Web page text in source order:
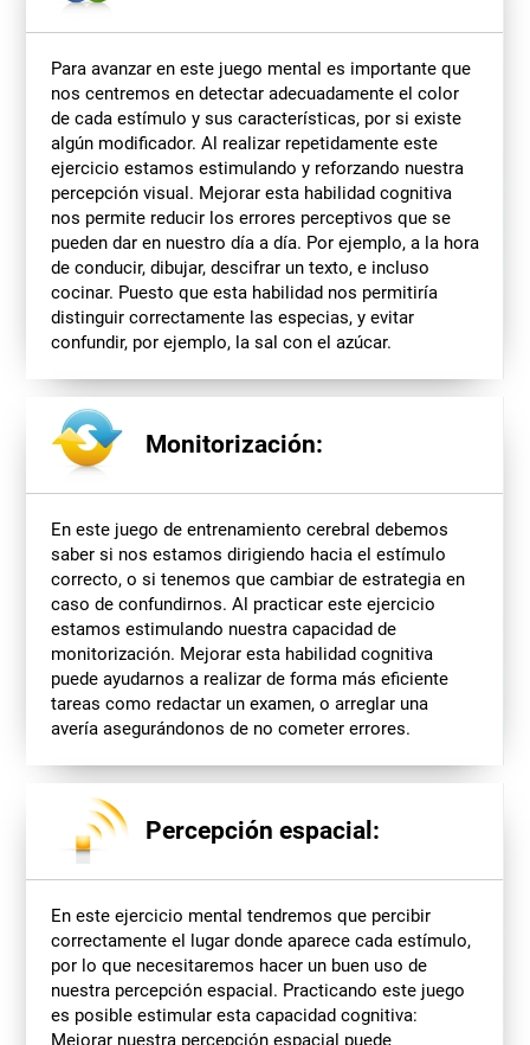
Para avanzar en este juego mental es importante que
nos centremos en detectar adecuadamente el color
de cada estímulo y sus características, por si existe
algún modificador. Al realizar repetidamente este
ejercicio estamos estimulando y reforzando nuestra
percepción visual. Mejorar esta habilidad cognitiva
nos permite reducir los errores perceptivos que se
pueden dar en nuestro día a día. Por ejemplo, a la hora
de conducir, dibujar, descifrar un texto, e incluso
cocinar. Puesto que esta habilidad nos permitiría
distinguir correctamente las especias, y evitar
confundir, por ejemplo, la sal con el azúcar.
Monitorización:
En este juego de entrenamiento cerebral debemos
saber si nos estamos dirigiendo hacia el estímulo
correcto, o si tenemos que cambiar de estrategia en
caso de confundirnos. Al practicar este ejercicio
estamos estimulando nuestra capacidad de
monitorización. Mejorar esta habilidad cognitiva
puede ayudarnos a realizar de forma más eficiente
tareas como redactar un examen, o arreglar una
avería asegurándonos de no cometer errores.
Percepción espacial:
En este ejercicio mental tendremos que percibir
correctamente el lugar donde aparece cada estímulo,
por lo que necesitaremos hacer un buen uso de
nuestra percepción espacial. Practicando este juego
es posible estimular esta capacidad cognitiva:
Mejorar nuestra percepción espacial puede